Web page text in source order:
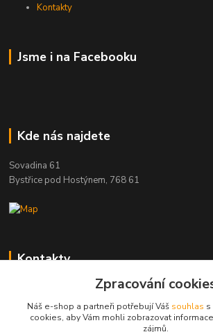
Kontakty
Jsme i na Facebooku
Kde nás najdete
Sovadina 61
Bystřice pod Hostýnem, 768 61
Kontakty
DŘEVOPRODUKT BEDNAŘÍK s.r.o.
+420 739 454 600
(Po-Pá, 7-15 hod.)
Zpracování
Náš e-shop a partneři potřebují Váš souhlas s
cookies, aby Vám mohli zobrazovat
zájmů.